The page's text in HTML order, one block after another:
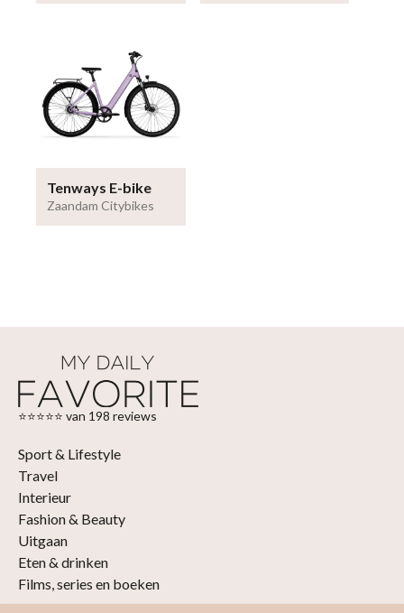
Tenways E-bike
Zaandam Citybikes
⭐⭐⭐⭐⭐ van 198 reviews
Sport & Lifestyle
Travel
Interieur
Fashion & Beauty
Uitgaan
Eten & drinken
Films, series en boeken